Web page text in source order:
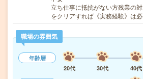
立ち仕事に抵抗がない方残業の
をクリアすれば《実務経験》は
職場の雰囲気
年齢層
20代
30代 40代